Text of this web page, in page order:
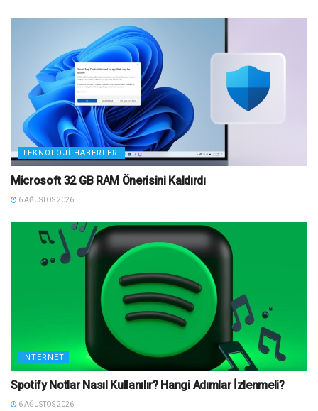
TEKNOLOJI HABERLERI
Microsoft 32 GB RAM Önerisini Kaldırdı
6 AĞUSTOS 2026
İNTERNET
Spotify Notlar Nasıl Kullanılır? Hangi Adımlar İzlenmeli?
6 AĞUSTOS 2026